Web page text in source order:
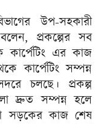
উপ-সহকারী
প্রকল্পের সব
এর কাজ
কার্পেটিং সম্পন্ন
চলছে। প্রকল্প
দ্রুত সম্পন্ন হলে
সড়কের কাজ শেষ